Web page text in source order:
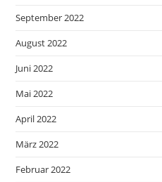
September 2022
August 2022
Juni 2022
Mai 2022
April 2022
März 2022
Februar 2022